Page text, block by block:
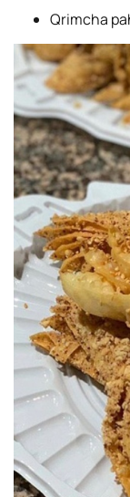
Qrimcha